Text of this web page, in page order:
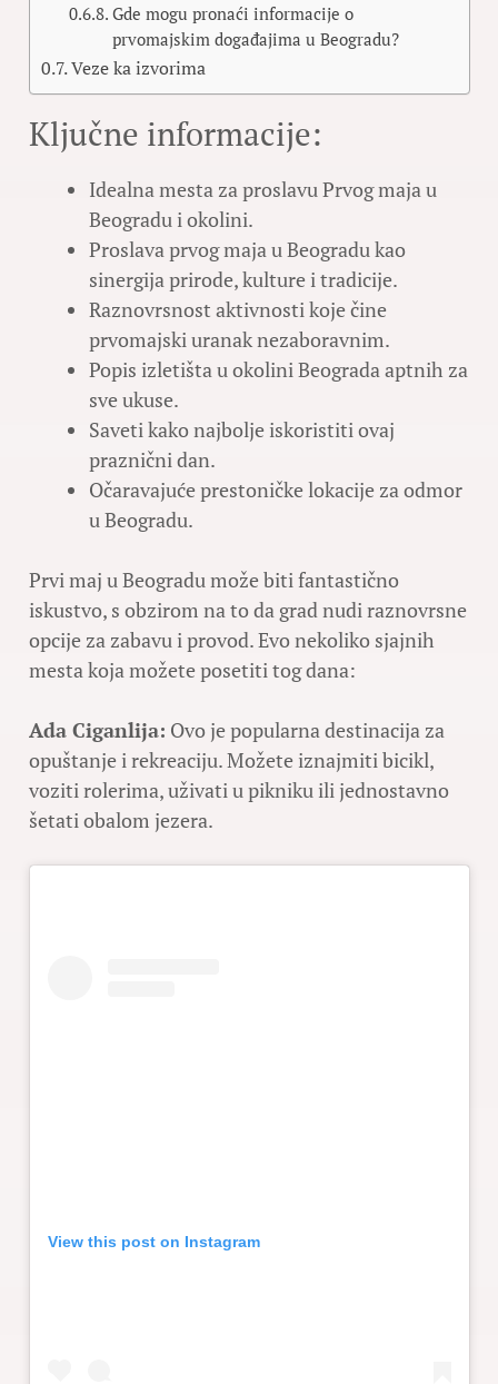
Gde mogu pronaći informacije o
prvomajskim događajima u Beogradu?
Veze ka izvorima
Ključne informacije:
Idealna mesta za proslavu Prvog maja u
Beogradu i okolini.
Proslava prvog maja u Beogradu kao
sinergija prirode, kulture i tradicije.
Raznovrsnost aktivnosti koje čine
prvomajski uranak nezaboravnim.
Popis izletišta u okolini Beograda aptnih za
sve ukuse.
Saveti kako najbolje iskoristiti ovaj
praznični dan.
Očaravajuće prestoničke lokacije za odmor
u Beogradu.
Prvi maj u Beogradu može biti fantastično
iskustvo, s obzirom na to da grad nudi raznovrsne
opcije za zabavu i provod. Evo nekoliko sjajnih
mesta koja možete posetiti tog dana:
Ada Ciganlija: Ovo je popularna destinacija za
opuštanje i rekreaciju. Možete iznajmiti bicikl,
voziti rolerima, uživati u pikniku ili jednostavno
šetati obalom jezera.
View this post on Instagram